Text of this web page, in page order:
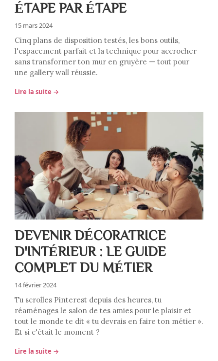
ÉTAPE PAR ÉTAPE
15 mars 2024
Cinq plans de disposition testés, les bons outils,
l'espacement parfait et la technique pour accrocher
sans transformer ton mur en gruyère — tout pour
une gallery wall réussie.
Lire la suite →
DEVENIR DÉCORATRICE
D'INTÉRIEUR : LE GUIDE
COMPLET DU MÉTIER
14 février 2024
Tu scrolles Pinterest depuis des heures, tu
réaménages le salon de tes amies pour le plaisir et
tout le monde te dit « tu devrais en faire ton métier ».
Et si c'était le moment ?
Lire la suite →